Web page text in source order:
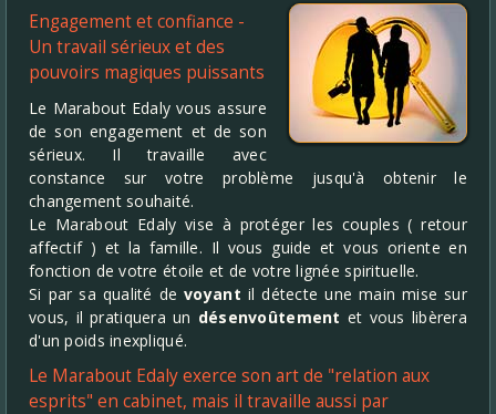
Engagement et confiance -
Un travail sérieux et des
pouvoirs magiques puissants
Le Marabout Edaly vous assure
de son engagement et de son
sérieux. Il travaille avec
constance sur votre problème jusqu'à obtenir le
changement souhaité.
Le Marabout Edaly vise à protéger les couples ( retour
affectif ) et la famille. Il vous guide et vous oriente en
fonction de votre étoile et de votre lignée spirituelle.
Si par sa qualité devoyant il détecte une main mise sur
vous, il pratiquera un désenvoûtement et vous libèrera
d'un poids inexpliqué.
Le Marabout Edaly exerce son art de "relation aux
esprits" en cabinet, mais il travaille aussi par